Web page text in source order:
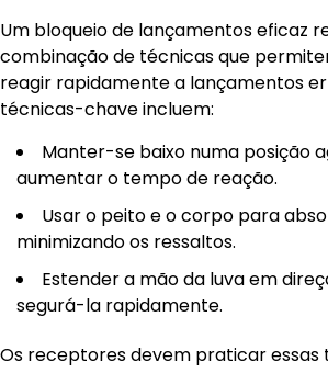
Um bloqueio de lançamentos eficaz
combinação de técnicas que
reagir rapidamente a lançamentos
técnicas-chave incluem:
Manter-se baixo numa posição
aumentar o tempo de reação.
Usar o peito e o corpo para
minimizando os ressaltos.
Estender a mão da luva em
segurá-la rapidamente.
Os receptores devem praticar essas